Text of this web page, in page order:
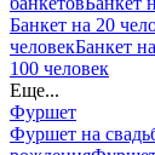
Банкет на 20
человекБанкет
100 человек
Еще...
Фуршет
Фуршет на